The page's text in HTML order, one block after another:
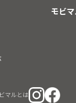
モビ
マルとは